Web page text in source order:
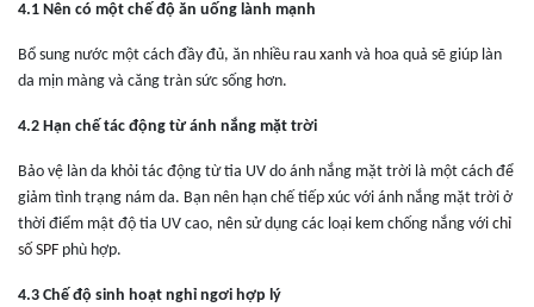
4.1 Nên có một chế độ ăn uống lành mạnh
Bổ sung nước một cách đầy đủ, ăn nhiều rau xanh và hoa quả sẽ giúp làn
da mịn màng và căng tràn sức sống hơn.
4.2 Hạn chế tác động từ ánh nắng mặt trời
Bảo vệ làn da khỏi tác động từ tia UV do ánh nắng mặt trời là một cách để
giảm tình trạng nám da. Bạn nên hạn chế tiếp xúc với ánh nắng mặt trời ở
thời điểm mật độ tia UV cao, nên sử dụng các loại kem chống nắng với chỉ
số SPF phù hợp.
4.3 Chế độ sinh hoạt nghỉ ngơi hợp lý